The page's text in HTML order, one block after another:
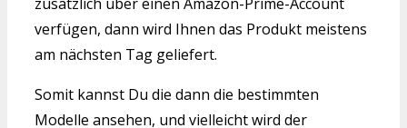
verfügen, dann wird Ihnen das Produkt meistens
am nächsten Tag geliefert.
Somit kannst Du die dann die bestimmten
Modelle ansehen, und vielleicht wird der